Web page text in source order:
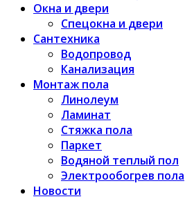
Окна и двери
Спецокна и двери
Сантехника
Водопровод
Канализация
Монтаж пола
Линолеум
Ламинат
Стяжка пола
Паркет
Водяной теплый пол
Электрообогрев пола
Новости